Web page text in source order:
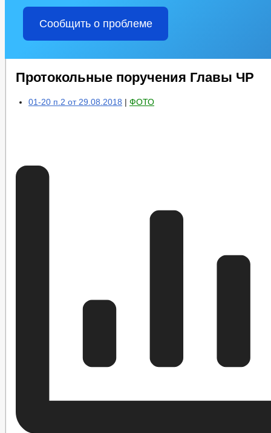
Сообщить о проблеме
Протокольные поручения Главы ЧР
01-20 п.2 от 29.08.2018 | ФОТО